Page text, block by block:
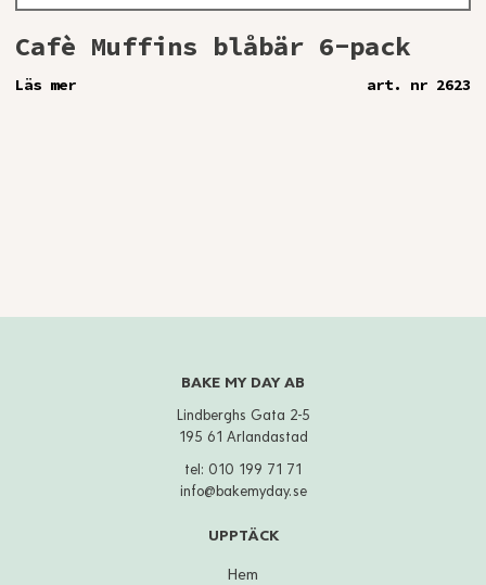
Cafè Muffins blåbär 6-pack
Läs mer art. nr 2623
BAKE MY DAY AB
Lindberghs Gata 2-5
195 61 Arlandastad
tel: 010 199 71 71
info@bakemyday.se
UPPTÄCK
Hem